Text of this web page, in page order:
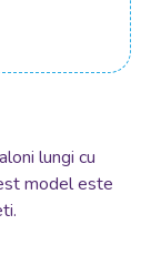
lungi cu
model este